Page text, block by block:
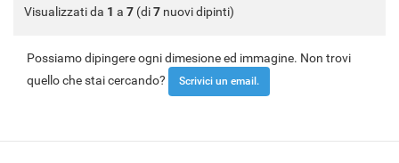
Visualizzati da 1 a 7 (di7 nuovi dipinti)
Possiamo dipingere ogni dimesione ed immagine. Non trovi
quello che stai cercando?
Scrivici un email.